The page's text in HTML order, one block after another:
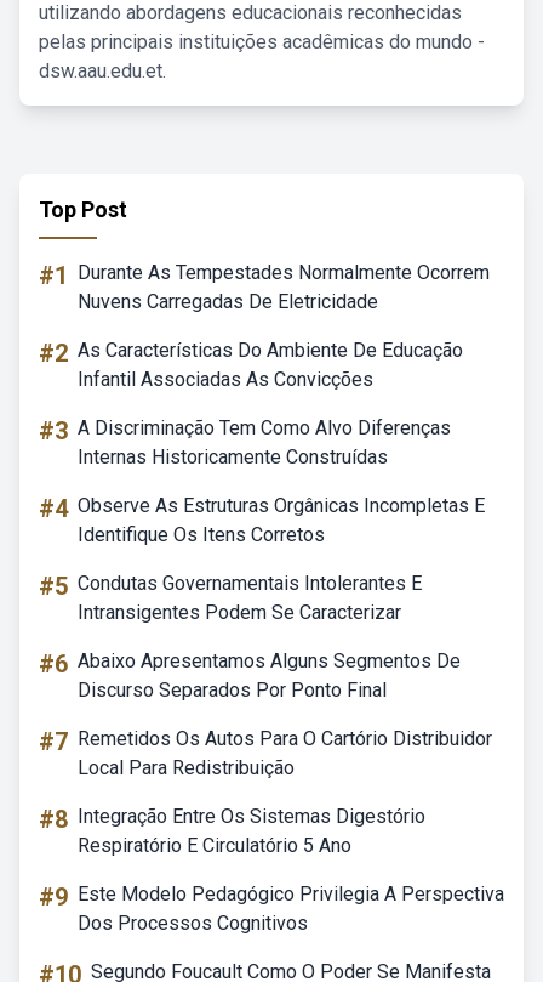
utilizando abordagens educacionais reconhecidas
pelas principais instituições acadêmicas do mundo -
dsw.aau.edu.et.
Top Post
#1
Durante As Tempestades Normalmente Ocorrem
Nuvens Carregadas De Eletricidade
#2 As Características Do Ambiente De Educação
Infantil Associadas As Convicções
#3 A Discriminação Tem Como Alvo Diferenças
Internas Historicamente Construídas
#4 Observe As Estruturas Orgânicas Incompletas E
Identifique Os Itens Corretos
#5 Condutas Governamentais Intolerantes E
Intransigentes Podem Se Caracterizar
#6 Abaixo Apresentamos Alguns Segmentos De
Discurso Separados Por Ponto Final
#7 Remetidos Os Autos Para O Cartório Distribuidor
Local Para Redistribuição
#8 Integração Entre Os Sistemas Digestório
Respiratório E Circulatório 5 Ano
#9 Este Modelo Pedagógico Privilegia A Perspectiva
Dos Processos Cognitivos
#10 Segundo Foucault Como O Poder Se Manifesta